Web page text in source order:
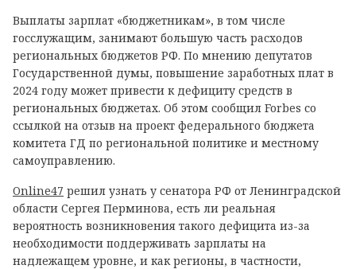
Выплаты зарплат «бюджетникам», в том числе
госслужащим, занимают большую часть расходов
региональных бюджетов РФ. По мнению депутатов
Государственной думы, повышение заработных плат в
2024 году может привести к дефициту средств в
региональных бюджетах. Об этом сообщил Forbes со
ссылкой на отзыв на проект федерального бюджета
комитета ГД по региональной политике и местному
самоуправлению.
Online47 решил узнать у сенатора РФ от Ленинградской
области Сергея Перминова, есть ли реальная
вероятность возникновения такого дефицита из-за
необходимости поддерживать зарплаты на
надлежащем уровне, и как регионы, в частности,